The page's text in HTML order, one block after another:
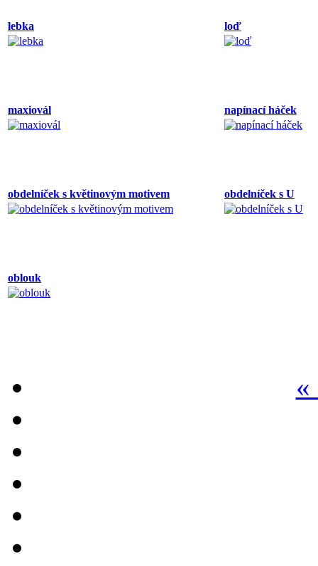
lebka loď
maxiovál napínací háček
obdelníček s květinovým motivem obdelníček s U
oblouk
«